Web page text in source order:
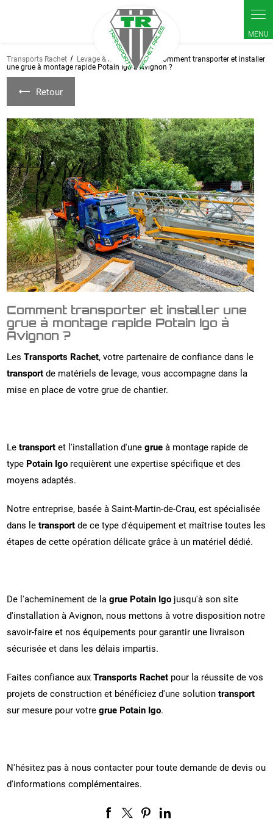
Transports Rachet Levage & manutention
Comment transporter et installer
une grue à montage rapide Potain Igo à Avignon ?
Retour
Comment transporter et installer une
grue à montage rapide Potain Igo à
Avignon ?
LesTransports Rachet, votre partenaire de confiance dans le
transport de matériels de levage, vous accompagne dans la
mise en place de votre grue de chantier.
Letransport et l'installation d'unegrue à montage rapide de
type Potain Igo requièrent une expertise spécifique et des
moyens adaptés.
Notre entreprise, basée à Saint-Martin-de-Crau, est spécialisée
dans letransport de ce type d'équipement et maîtrise toutes les
étapes de cette opération délicate grâce à un matériel dédié.
De l'acheminement de lagrue Potain Igo jusqu'à son site
d'installation à Avignon, nous mettons à votre disposition notre
savoir-faire et nos équipements pour garantir une livraison
sécurisée et dans les délais impartis.
Faites confiance auxTransports Rachet pour la réussite de vos
projets de construction et bénéficiez d'une solutiontransport
sur mesure pour votregrue Potain Igo.
N'hésitez pas à nous contacter pour toute demande de devis ou
d'informations complémentaires.